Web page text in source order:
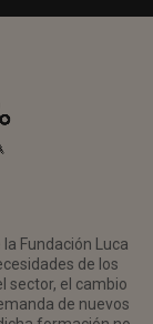
Fundación Luca
de los
sector, el cambio
de nuevos